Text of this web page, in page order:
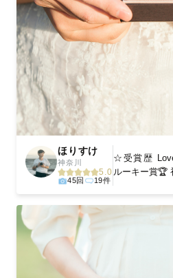
ほりすけ
神奈川
5.0
45回 19件
☆受賞歴
ルーキー賞🏆